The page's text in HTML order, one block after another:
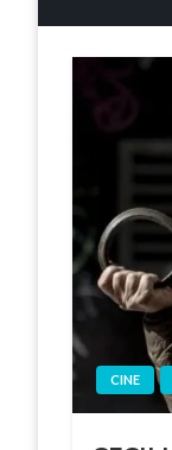
CINE